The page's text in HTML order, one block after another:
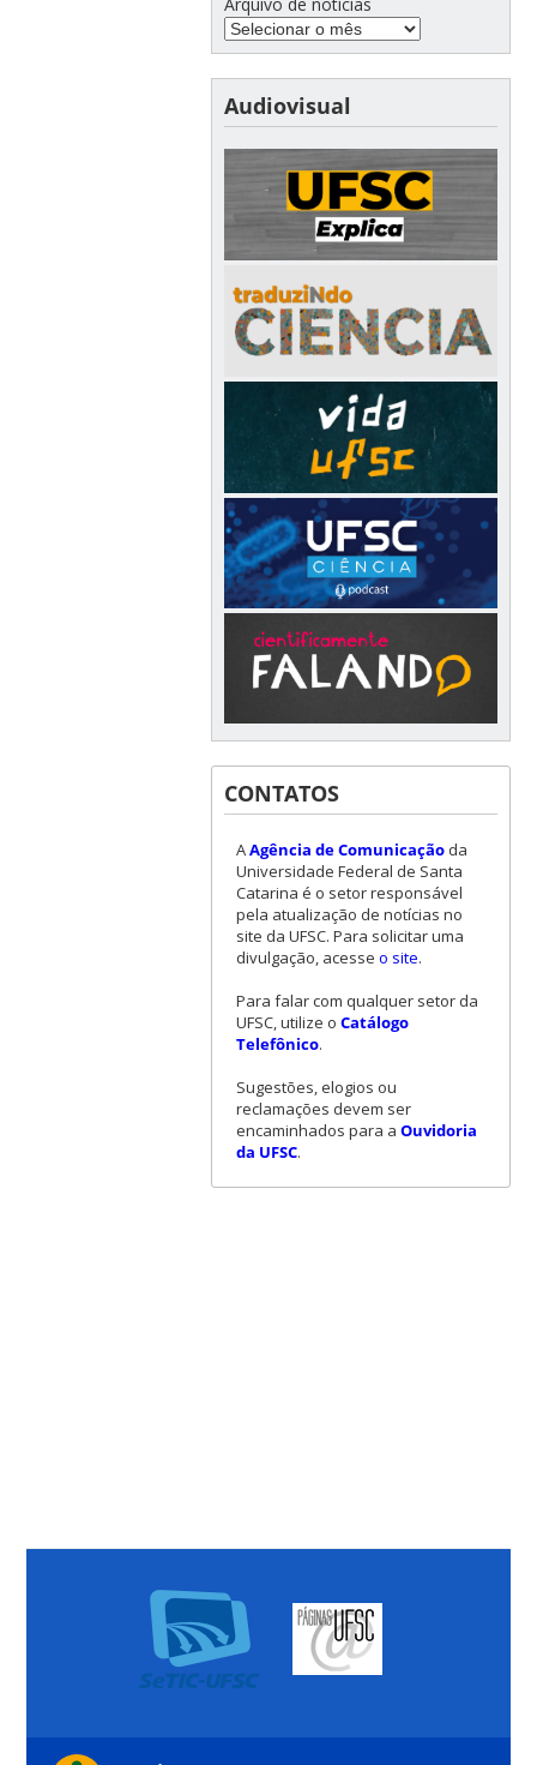
Audiovisual
CONTATOS
AAgência de Comunicaçãoda
Universidade Federal de Santa
Catarina é o setor responsável
pela atualização de notícias no
site da UFSC. Para solicitar uma
divulgação, acesse o site.
Para falar com qualquer setor da
UFSC, utilize o Catálogo
Telefônico.
Sugestões, elogios ou
reclamações devem ser
encaminhados para a Ouvidoria
da UFSC.